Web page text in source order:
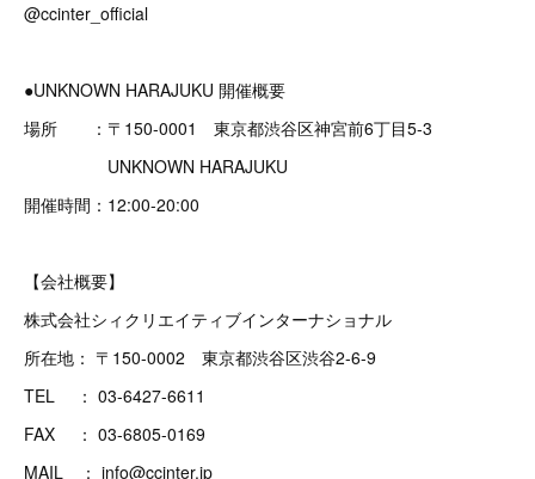
@ccinter_official
●UNKNOWN HARAJUKU 開催概要
場所 ：〒150-0001 東京都渋谷区神宮前6丁目5-3
UNKNOWN HARAJUKU
開催時間：12:00-20:00
【会社概要】
株式会社シィクリエイティブインターナショナル
所在地： 〒150-0002 東京都渋谷区渋谷2-6-9
TEL ： 03-6427-6611
FAX ： 03-6805-0169
MAIL ： info@ccinter.jp